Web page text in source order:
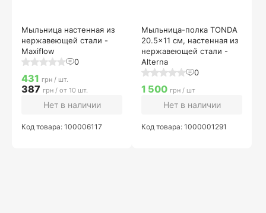
Мыльница настенная из
нержавеющей стали -
Maxiflow
0
431 грн / шт.
387 грн / от 10 шт.
Нет в наличии
Код товара: 100006117
Мыльница-полка TONDA
20.5x11 см, настенная из
нержавеющей стали -
Alterna
0
1 500 грн / шт
Нет в наличии
Код товара: 1000001291